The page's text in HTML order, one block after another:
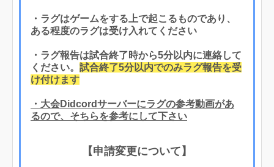
・ラグはゲームをする上で起こるものであり、
ある程度のラグは受け入れてください
・ラグ報告は試合終了時から5分以内に連絡して
ください。 試合終了5分以内でのみラグ報告を受
け付けます
・大会Didcordサーバーにラグの参考動画があ
るので、そちらを参考にして下さい
【申請変更について】